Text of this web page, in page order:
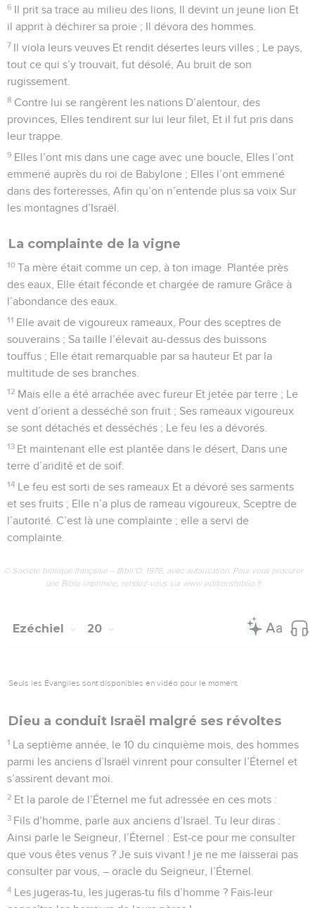
6 Il prit sa trace au milieu des lions, Il devint un jeune lion Et
il apprit à déchirer sa proie ; Il dévora des hommes.
7 Il viola leurs veuves Et rendit désertes leurs villes ; Le pays,
tout ce qui s’y trouvait, fut désolé, Au bruit de son
rugissement.
8 Contre lui se rangèrent les nations D’alentour, des
provinces, Elles tendirent sur lui leur filet, Et il fut pris dans
leur trappe.
9 Elles l’ont mis dans une cage avec une boucle, Elles l’ont
emmené auprès du roi de Babylone ; Elles l’ont emmené
dans des forteresses, Afin qu’on n’entende plus sa voix Sur
les montagnes d’Israël.
La complainte de la vigne
10 Ta mère était comme un cep, à ton image. Plantée près
des eaux, Elle était féconde et chargée de ramure Grâce à
l’abondance des eaux.
11 Elle avait de vigoureux rameaux, Pour des sceptres de
souverains ; Sa taille l’élevait au-dessus des buissons
touffus ; Elle était remarquable par sa hauteur Et par la
multitude de ses branches.
12 Mais elle a été arrachée avec fureur Et jetée par terre ; Le
vent d’orient a desséché son fruit ; Ses rameaux vigoureux
se sont détachés et desséchés ; Le feu les a dévorés.
13 Et maintenant elle est plantée dans le désert, Dans une
terre d’aridité et de soif.
14 Le feu est sorti de ses rameaux Et a dévoré ses sarments
et ses fruits ; Elle n’a plus de rameau vigoureux, Sceptre de
l’autorité. C’est là une complainte ; elle a servi de
complainte.
© Société biblique française – Bibli’O, 1978, avec autorisation. Pour vous procurer
une Bible imprimée, rendez-vous sur www.editionsbiblio.fr
Ezéchiel 20
Seuls les Évangiles sont disponibles en vidéo pour le moment.
Dieu a conduit Israël malgré ses révoltes
1 La septième année, le 10 du cinquième mois, des hommes
parmi les anciens d’Israël vinrent pour consulter l’Éternel et
s’assirent devant moi.
2 Et la parole de l’Éternel me fut adressée en ces mots :
3 Fils d’homme, parle aux anciens d’Israël. Tu leur diras :
Ainsi parle le Seigneur, l’Éternel : Est-ce pour me consulter
que vous êtes venus ? Je suis vivant ! je ne me laisserai pas
consulter par vous, – oracle du Seigneur, l’Éternel.
4 Les jugeras-tu, les jugeras-tu fils d’homme ? Fais-leur